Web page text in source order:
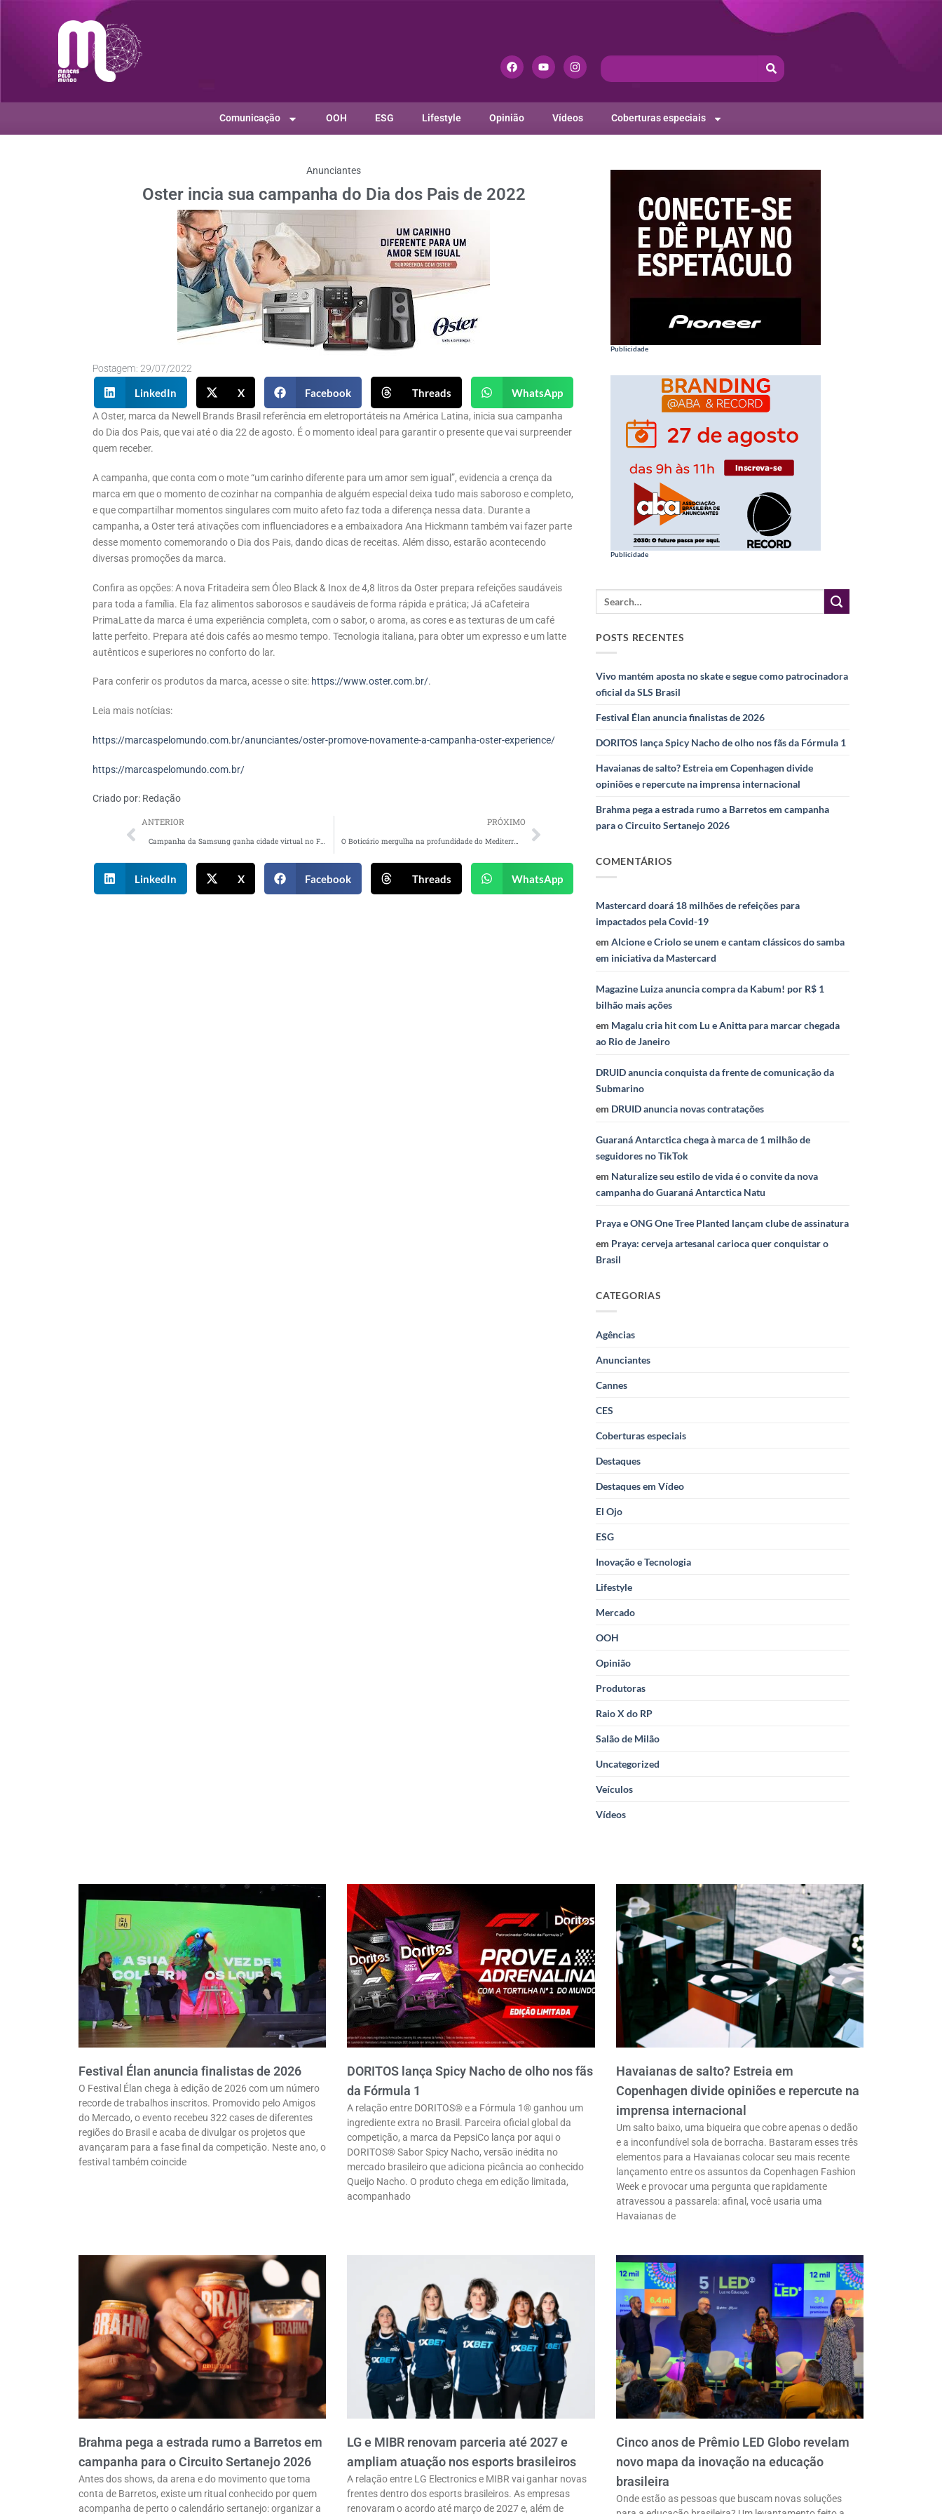
Comunicação OOH ESG Lifestyle Opinião Vídeos Coberturas especiais
Anunciantes
Oster incia sua campanha do Dia dos Pais de 2022
Postagem: 29/07/2022
LinkedIn X Facebook Threads WhatsApp
A Oster, marca da Newell Brands Brasil referência em eletroportáteis na América Latina, inicia sua campanha
do Dia dos Pais, que vai até o dia 22 de agosto. É o momento ideal para garantir o presente que vai surpreender
quem receber.
A campanha, que conta com o mote “um carinho diferente para um amor sem igual”, evidencia a crença da
marca em que o momento de cozinhar na companhia de alguém especial deixa tudo mais saboroso e completo,
e que compartilhar momentos singulares com muito afeto faz toda a diferença nessa data. Durante a
campanha, a Oster terá ativações com influenciadores e a embaixadora Ana Hickmann também vai fazer parte
desse momento comemorando o Dia dos Pais, dando dicas de receitas. Além disso, estarão acontecendo
diversas promoções da marca.
Confira as opções: A nova Fritadeira sem Óleo Black & Inox de 4,8 litros da Oster prepara refeições saudáveis
para toda a família. Ela faz alimentos saborosos e saudáveis de forma rápida e prática; Já aCafeteira
PrimaLatte da marca é uma experiência completa, com o sabor, o aroma, as cores e as texturas de um café
latte perfeito. Prepara até dois cafés ao mesmo tempo. Tecnologia italiana, para obter um expresso e um latte
autênticos e superiores no conforto do lar.
Para conferir os produtos da marca, acesse o site: https://www.oster.com.br/.
Leia mais notícias:
https://marcaspelomundo.com.br/anunciantes/oster-promove-novamente-a-campanha-oster-experience/
https://marcaspelomundo.com.br/
Criado por: Redação
ANTERIOR
Campanha da Samsung ganha cidade virtual no Fortnite
PRÓXIMO
O Boticário mergulha na profundidade do Mediterrâneo em lançamento
LinkedIn X Facebook Threads WhatsApp
Publicidade
Publicidade
POSTS RECENTES
Vivo mantém aposta no skate e segue como patrocinadora
oficial da SLS Brasil
Festival Élan anuncia finalistas de 2026
DORITOS lança Spicy Nacho de olho nos fãs da Fórmula 1
Havaianas de salto? Estreia em Copenhagen divide
opiniões e repercute na imprensa internacional
Brahma pega a estrada rumo a Barretos em campanha
para o Circuito Sertanejo 2026
COMENTÁRIOS
Mastercard doará 18 milhões de refeições para
impactados pela Covid-19
emAlcione e Criolo se unem e cantam clássicos do samba
em iniciativa da Mastercard
Magazine Luiza anuncia compra da Kabum! por R$ 1
bilhão mais ações
em Magalu cria hit com Lu e Anitta para marcar chegada
ao Rio de Janeiro
DRUID anuncia conquista da frente de comunicação da
Submarino
em DRUID anuncia novas contratações
Guaraná Antarctica chega à marca de 1 milhão de
seguidores no TikTok
em Naturalize seu estilo de vida é o convite da nova
campanha do Guaraná Antarctica Natu
Praya e ONG One Tree Planted lançam clube de assinatura
em Praya: cerveja artesanal carioca quer conquistar o
Brasil
CATEGORIAS
Agências
Anunciantes
Cannes
CES
Coberturas especiais
Destaques
Destaques em Vídeo
El Ojo
ESG
Inovação e Tecnologia
Lifestyle
Mercado
OOH
Opinião
Produtoras
Raio X do RP
Salão de Milão
Uncategorized
Veículos
Vídeos
Festival Élan anuncia finalistas de 2026
O Festival Élan chega à edição de 2026 com um número
recorde de trabalhos inscritos. Promovido pelo Amigos
do Mercado, o evento recebeu 322 cases de diferentes
regiões do Brasil e acaba de divulgar os projetos que
avançaram para a fase final da competição. Neste ano, o
festival também coincide
DORITOS lança Spicy Nacho de olho nos fãs
da Fórmula 1
A relação entre DORITOS® e a Fórmula 1® ganhou um
ingrediente extra no Brasil. Parceira oficial global da
competição, a marca da PepsiCo lança por aqui o
DORITOS® Sabor Spicy Nacho, versão inédita no
mercado brasileiro que adiciona picância ao conhecido
Queijo Nacho. O produto chega em edição limitada,
acompanhado
Havaianas de salto? Estreia em
Copenhagen divide opiniões e repercute na
imprensa internacional
Um salto baixo, uma biqueira que cobre apenas o dedão
e a inconfundível sola de borracha. Bastaram esses três
elementos para a Havaianas colocar seu mais recente
lançamento entre os assuntos da Copenhagen Fashion
Week e provocar uma pergunta que rapidamente
atravessou a passarela: afinal, você usaria uma
Havaianas de
Brahma pega a estrada rumo a Barretos em
campanha para o Circuito Sertanejo 2026
Antes dos shows, da arena e do movimento que toma
conta de Barretos, existe um ritual conhecido por quem
acompanha de perto o calendário sertanejo: organizar a
LG e MIBR renovam parceria até 2027 e
ampliam atuação nos esports brasileiros
A relação entre LG Electronics e MIBR vai ganhar novas
frentes dentro dos esports brasileiros. As empresas
renovaram o acordo até março de 2027 e, além de
Cinco anos de Prêmio LED Globo revelam
novo mapa da inovação na educação
brasileira
Onde estão as pessoas que buscam novas soluções